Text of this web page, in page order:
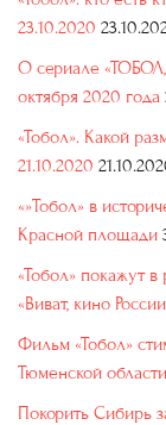
23.10.2020
О сериале
октября 2020 года
«Тобол». Какой
21.10.2020
«»Тобол» в
Красной площади
«Тобол» покажут
«Виват, кино
Фильм «Тобол»
Тюменской области
Покорить Сибирь